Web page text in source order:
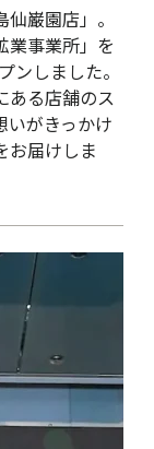
巌園店」。
業事業所」を
ンしました。
ある店舗のス
いがきっかけ
お届けしま